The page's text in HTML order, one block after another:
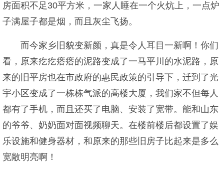
房面积不足30平方米，一家人睡在一个火炕上，一点炉
子满屋子都是烟，而且灰尘飞扬。
而今家乡旧貌变新颜，真是令人耳目一新啊！你们
看，原来疙疙瘩瘩的泥路变成了一马平川的水泥路，原
来的旧平房也在市政府的惠民政策的引导下，迁到了光
宇小区变成了一栋栋气派的高楼大厦，我们家不但每人
都有了手机，而且还买了电脑、安装了宽带。能和山东
的爷爷、奶奶面对面视频聊天。在楼前楼后都设置了娱
乐设施和健身器材，和原来的那些旧房子比起来是多么
宽敞明亮啊！